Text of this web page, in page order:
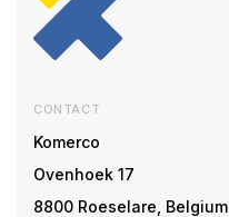
CONTACT
Komerco
Ovenhoek 17
8800 Roeselare, Belgium